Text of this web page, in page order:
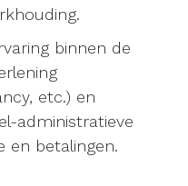
binnen de
etc.) en
administratieve
en betalingen.